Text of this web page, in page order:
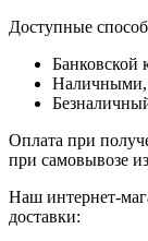
Доступные
Банковской
Наличными,
Оплата при
при самовывозе
Наш интернет-
доставки: